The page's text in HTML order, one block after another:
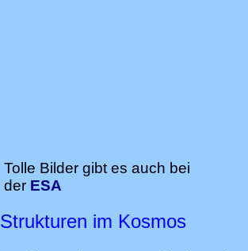
Tolle Bilder gibt es auch bei
der ESA
Strukturen im Kosmos